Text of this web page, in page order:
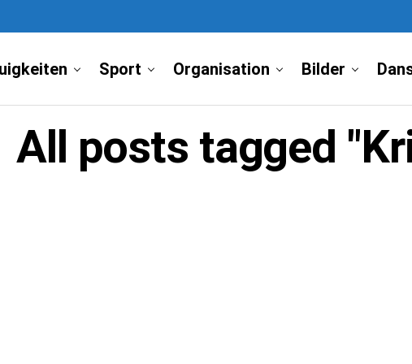
Sport Organisation Bilder
All posts tagged